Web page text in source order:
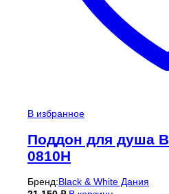
В избранное
Поддон для душа
0810H
Бренд:Black & White Дания